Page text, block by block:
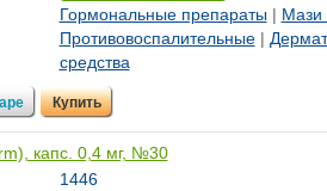
Гормональные препараты|
Противовоспалительные|
средства
Купить
капс. 0,4 мг, №30
1446